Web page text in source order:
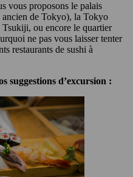
vous proposons le palais
de Tokyo), la Tokyo
Tsukiji, ou encore le quartier
ne pas vous laisser tenter
restaurants de sushi à
suggestions d’excursion :